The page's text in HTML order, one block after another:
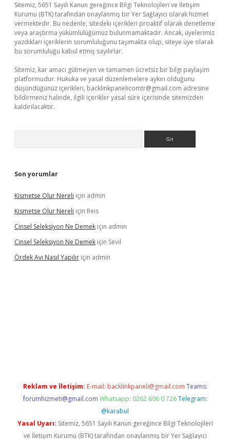
Sitemiz, 5651 Sayılı Kanun gereğince Bilgi Teknolojileri ve İletişim
Kurumu (BTK) tarafından onaylanmış bir Yer Sağlayıcı olarak hizmet
vermektedir. Bu nedenle, sitedeki içerikleri proaktif olarak denetleme
veya araştırma yükümlülüğümüz bulunmamaktadır. Ancak, üyelerimiz
yazdıkları içeriklerin sorumluluğunu taşımakta olup, siteye üye olarak
bu sorumluluğu kabul etmiş sayılırlar.
Sitemiz, kar amacı gütmeyen ve tamamen ücretsiz bir bilgi paylaşım
platformudur. Hukuka ve yasal düzenlemelere aykırı olduğunu
düşündüğünüz içerikleri, backlinkpanelicomtr@gmail.com adresine
bildirmeniz halinde, ilgili içerikler yasal süre içerisinde sitemizden
kaldırılacaktır.
Son yorumlar
Kismetse Olur Nereli için admin
Kismetse Olur Nereli için Reis
Cinsel Seleksiyon Ne Demek için admin
Cinsel Seleksiyon Ne Demek için Sevil
Ördek Avı Nasıl Yapılır için admin
Reklam ve İletişim: E-mail: backlinkpaneli@gmail.com Teams:
forumhizmeti@gmail.com Whatsapp: 0262 606 0 726 Telegram:
@karabul
Yasal Uyarı: Sitemiz, 5651 Sayılı Kanun gereğince Bilgi Teknolojileri
ve İletişim Kurumu (BTK) tarafından onaylanmış bir Yer Sağlayıcı